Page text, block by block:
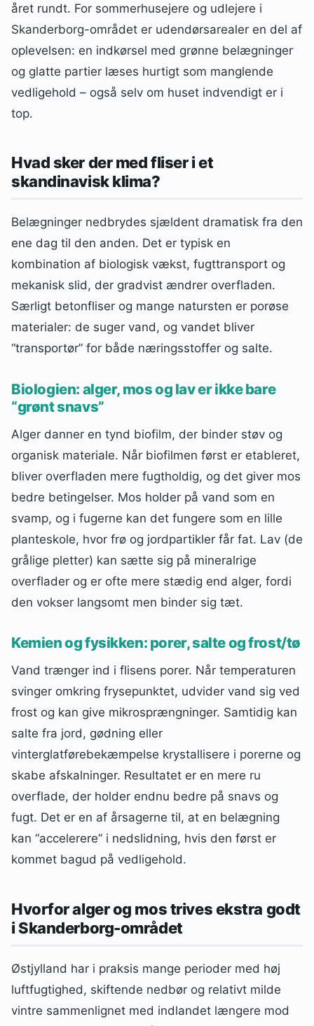
året rundt. For sommerhusejere og udlejere i
Skanderborg-området er udendørsarealer en del af
oplevelsen: en indkørsel med grønne belægninger
og glatte partier læses hurtigt som manglende
vedligehold – også selv om huset indvendigt er i
top.
Hvad sker der med fliser i et
skandinavisk klima?
Belægninger nedbrydes sjældent dramatisk fra den
ene dag til den anden. Det er typisk en
kombination af biologisk vækst, fugttransport og
mekanisk slid, der gradvist ændrer overfladen.
Særligt betonfliser og mange natursten er porøse
materialer: de suger vand, og vandet bliver
“transportør” for både næringsstoffer og salte.
Biologien: alger, mos og lav er ikke bare
“grønt snavs”
Alger danner en tynd biofilm, der binder støv og
organisk materiale. Når biofilmen først er etableret,
bliver overfladen mere fugtholdig, og det giver mos
bedre betingelser. Mos holder på vand som en
svamp, og i fugerne kan det fungere som en lille
planteskole, hvor frø og jordpartikler får fat. Lav (de
grålige pletter) kan sætte sig på mineralrige
overflader og er ofte mere stædig end alger, fordi
den vokser langsomt men binder sig tæt.
Kemien og fysikken: porer, salte og frost/tø
Vand trænger ind i flisens porer. Når temperaturen
svinger omkring frysepunktet, udvider vand sig ved
frost og kan give mikrosprængninger. Samtidig kan
salte fra jord, gødning eller
vinterglatførebekæmpelse krystallisere i porerne og
skabe afskalninger. Resultatet er en mere ru
overflade, der holder endnu bedre på snavs og
fugt. Det er en af årsagerne til, at en belægning
kan “accelerere” i nedslidning, hvis den først er
kommet bagud på vedligehold.
Hvorfor alger og mos trives ekstra godt
i Skanderborg-området
Østjylland har i praksis mange perioder med høj
luftfugtighed, skiftende nedbør og relativt milde
vintre sammenlignet med indlandet længere mod